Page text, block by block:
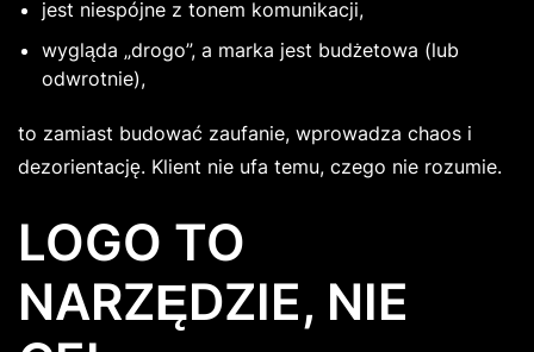
jest niespójne z tonem komunikacji,
wygląda „drogo”, a marka jest budżetowa (lub
odwrotnie),
to zamiast budować zaufanie, wprowadza chaos i
dezorientację. Klient nie ufa temu, czego nie rozumie.
LOGO TO
NARZĘDZIE, NIE